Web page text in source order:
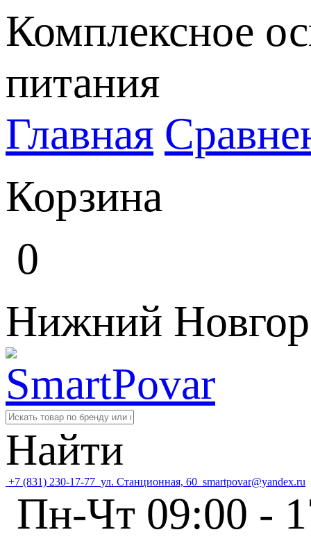
Комплексное
питания
Главная
Корзина
0
Нижний
Найти
+7 (831) 230-17-77 ул. Станционная, 60 smartpovar@yandex.ru
Пн-Чт 09:00 -